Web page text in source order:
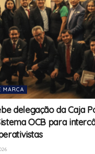
MARCA
delegação da Caja
OCB para